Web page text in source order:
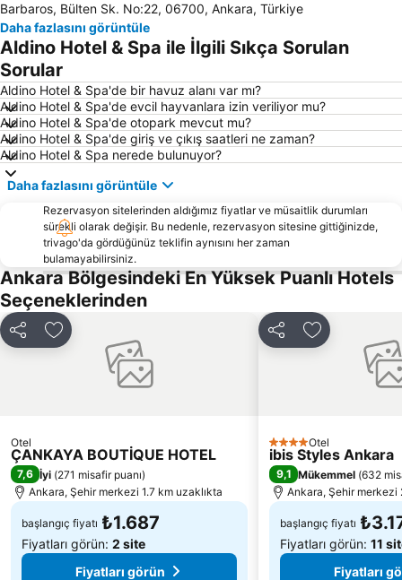
Söğütözü Mahallesi
Ulus
Altındağ
Batıkent Metro İstasyonu
Çayyolu Metro İstasyonu
Haymana Kaplıcaları
Sincan Tren Garı
Hacettepe Üniversitesi Tıp Fakültesi
Kavaklıdere Mahallesi
Ümitköy Metro İstasyonu
Gazi Üniversitesi tıp Fakültesi
Sıhhiye Metro İstasyonu
Armada Alışveriş Ve İş Merkezi
ANKAmall
Bilkent Metro İstasyonu
Ostim Metro İstasyonu
Demetevler Metro İstasyonu
ODTÜ Metro İstasyonu
Gaziosmanpaşa
Oran Mahallesi
Ankara Üniversitesi Tıp Fakültesi
Atakule
Congresium Ankara
Yıldızevler Mahallesi
Bilkent Center Alışveriş Merkezi
Cebeci İnönü Stadyumu
Başkent Üniversitesi Tıp Fakültesi
Söğütözü Metro İstasyonu
Ulus Metro İstasyonu
Atatürk Orman Çiftliği
Barbaros, Bülten Sk. No:22, 06700, Ankara, Türkiye
Daha fazlasını görüntüle
Aldino Hotel & Spa ile İlgili Sıkça Sorulan
Sorular
Aldino Hotel & Spa'de bir havuz alanı var mı?
Aldino Hotel & Spa'de evcil hayvanlara izin veriliyor mu?
Aldino Hotel & Spa'de otopark mevcut mu?
Aldino Hotel & Spa'de giriş ve çıkış saatleri ne zaman?
Aldino Hotel & Spa nerede bulunuyor?
Daha fazlasını görüntüle
Rezervasyon sitelerinden aldığımız fiyatlar ve müsaitlik durumları
sürekli olarak değişir. Bu nedenle, rezervasyon sitesine gittiğinizde,
trivago'da gördüğünüz teklifin aynısını her zaman
bulamayabilirsiniz.
Ankara Bölgesindeki En Yüksek Puanlı Hotels
Seçeneklerinden
Paylaş Favorilerime ekle
Otel
ÇANKAYA BOUTİQUE HOTEL
7,6 İyi (271 misafir puanı)
Ankara, Şehir merkezi 1.7 km uzaklıkta
başlangıç fiyatı ₺1.687
Fiyatları görün: 2 site
Fiyatları görün
Paylaş Favorilerime
4 YıldızOtel
ibis Styles Ankara
9,1 Mükemmel (632
Ankara, Şehir merkezi
başlangıç fiyatı
Fiyatları görün: 11
Fiyatları